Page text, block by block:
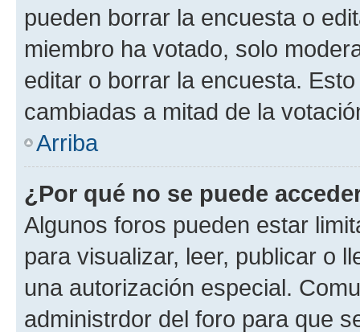
pueden borrar la encuesta o
miembro ha votado, solo
editar o borrar la encuesta.
cambiadas a mitad de la
Arriba
¿Por qué no se puede
Algunos foros pueden estar
para visualizar, leer, publicar o
una autorización especial.
administrdor del foro para que